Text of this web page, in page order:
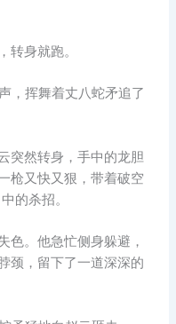
转身就跑。
，挥舞着丈八蛇矛追了
突然转身，手中的龙胆
枪又快又狠，带着破空
的杀招。
色。他急忙侧身躲避，
颈，留下了一道深深的